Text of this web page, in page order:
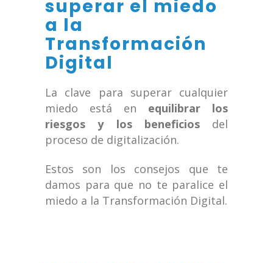
superar el miedo
a la
Transformación
Digital
La clave para superar cualquier
miedo está en equilibrar los
riesgos y los beneficiosdel
proceso de digitalización.
Estos son los consejos que te
damos para que no te paralice el
miedo a la Transformación Digital.